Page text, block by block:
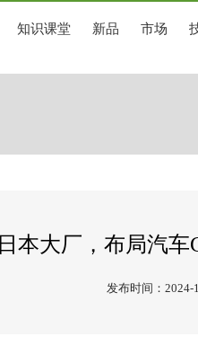
知识课堂 新品 市场
日本大厂，布局汽
发布时间：2024-